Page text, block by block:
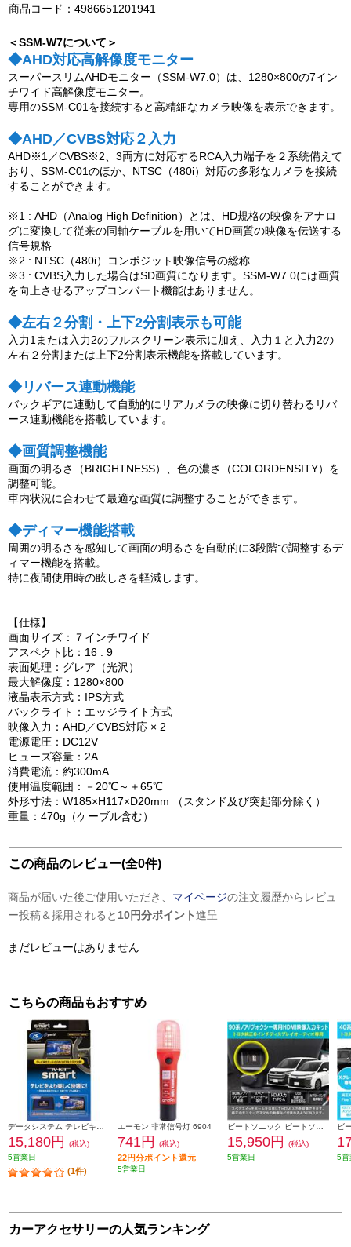
商品コード：4986651201941
＜SSM-W7について＞
◆AHD対応高解像度モニター
スーパースリムAHDモニター（SSM-W7.0）は、1280×800の7イン
チワイド高解像度モニター。
専用のSSM-C01を接続すると高精細なカメラ映像を表示できます。
◆AHD／CVBS対応２入力
AHD※1／CVBS※2、3両方に対応するRCA入力端子を２系統備えて
おり、SSM-C01のほか、NTSC（480i）対応の多彩なカメラを接続
することができます。
※1 : AHD（Analog High Definition）とは、HD規格の映像をアナロ
グに変換して従来の同軸ケーブルを用いてHD画質の映像を伝送する
信号規格
※2 : NTSC（480i）コンポジット映像信号の総称
※3 : CVBS入力した場合はSD画質になります。SSM-W7.0には画質
を向上させるアップコンバート機能はありません。
◆左右２分割・上下2分割表示も可能
入力1または入力2のフルスクリーン表示に加え、入力１と入力2の
左右２分割または上下2分割表示機能を搭載しています。
◆リバース連動機能
バックギアに連動して自動的にリアカメラの映像に切り替わるリバ
ース連動機能を搭載しています。
◆画質調整機能
画面の明るさ（BRIGHTNESS）、色の濃さ（COLORDENSITY）を
調整可能。
車内状況に合わせて最適な画質に調整することができます。
◆ディマー機能搭載
周囲の明るさを感知して画面の明るさを自動的に3段階で調整するデ
ィマー機能を搭載。
特に夜間使用時の眩しさを軽減します。
【仕様】
画面サイズ：７インチワイド
アスペクト比：16 : 9
表面処理：グレア（光沢）
最大解像度：1280×800
液晶表示方式：IPS方式
バックライト：エッジライト方式
映像入力：AHD／CVBS対応 × 2
電源電圧：DC12V
ヒューズ容量：2A
消費電流：約300mA
使用温度範囲：－20℃～＋65℃
外形寸法：W185×H117×D20mm （スタンド及び突起部分除く）
重量：470g（ケーブル含む）
この商品のレビュー(全0件)
商品が届いた後ご使用いただき、 マイページの注文履歴からレビュ
ー投稿＆採用されると 10円分ポイント進呈
まだレビューはありません
こちらの商品もおすすめ
15,180円
(税込)
5営業日
(1件)
エーモン 非常信号灯 6904
741円 (税込)
22円分ポイント還元
5営業日
15,950円
(税込)
5営業日
5営
カーアクセサリーの人気ランキング